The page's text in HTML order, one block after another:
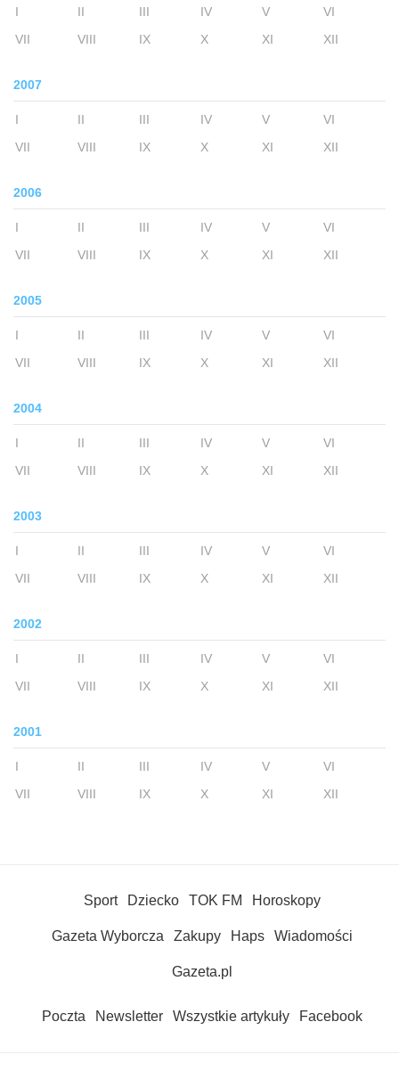
I II III IV V
VI
VII
VIII IX X XI XII
2007
I II III IV V
VI
VII
VIII IX X XI XII
2006
I II III IV V
VI
VII
VIII IX X XI XII
2005
I II III IV V
VI
VII
VIII IX X XI XII
2004
I II III IV V
VI
VII
VIII IX X XI XII
2003
I II III IV V
VI
VII
VIII IX X XI XII
2002
I II III IV V
VI
VII
VIII IX X XI XII
2001
I II III IV V
VI
VII
VIII IX X XI XII
Sport Dziecko TOK FM Horoskopy
Gazeta Wyborcza Zakupy Haps Wiadomości
Gazeta.pl
Poczta Newsletter Wszystkie artykuły Facebook